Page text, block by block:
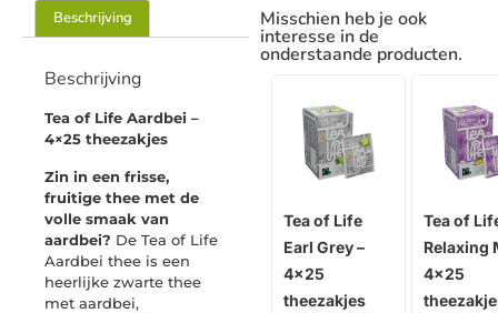
Beschrijving
Beschrijving
Tea of Life Aardbei –
4×25 theezakjes
Zin in een frisse,
fruitige thee met de
volle smaak van
aardbei? De Tea of Life
Aardbei thee is een
heerlijke zwarte thee
met aardbei,
Misschien heb je ook
interesse in de
onderstaande producten.
Tea of Life
Earl Grey –
4×25
theezakjes
Tea of
Relaxing
4×25